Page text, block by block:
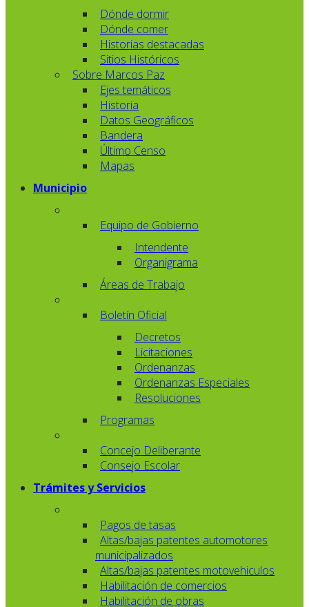
Dónde dormir
Dónde comer
Historias destacadas
Sitios Históricos
Sobre Marcos Paz
Ejes temáticos
Historia
Datos Geográficos
Bandera
Último Censo
Mapas
Municipio
Equipo de Gobierno
Intendente
Organigrama
Áreas de Trabajo
Boletín Oficial
Decretos
Licitaciones
Ordenanzas
Ordenanzas Especiales
Resoluciones
Programas
Concejo Deliberante
Consejo Escolar
Trámites y Servicios
Pagos de tasas
Altas/bajas patentes automotores
municipalizados
Altas/bajas patentes motovehiculos
Habilitación de comercios
Habilitación de obras